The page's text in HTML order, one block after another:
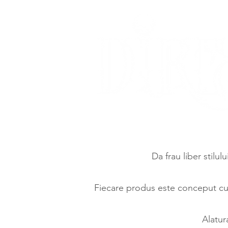
Da frau liber
Fiecare produs este conceput